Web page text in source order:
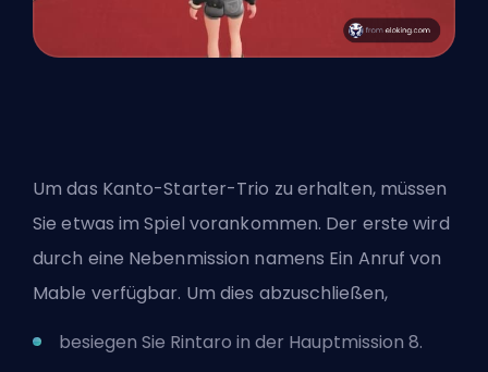
Um das Kanto-Starter-Trio zu erhalten, müssen
Sie etwas im Spiel vorankommen. Der erste wird
durch eine Nebenmission namens Ein Anruf von
Mable verfügbar. Um dies abzuschließen,
besiegen Sie Rintaro in der Hauptmission 8.